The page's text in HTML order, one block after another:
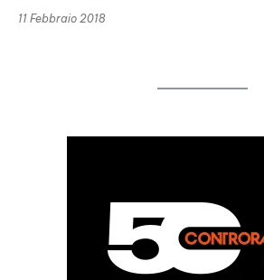
11 Febbraio 2018